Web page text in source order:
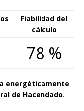
Fiabilidad del
cálculo
78 %
energéticamente
de Hacendado.